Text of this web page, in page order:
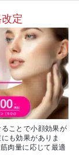
定
ことで小顔効果が
も効果がありま
肉量に応じて最適